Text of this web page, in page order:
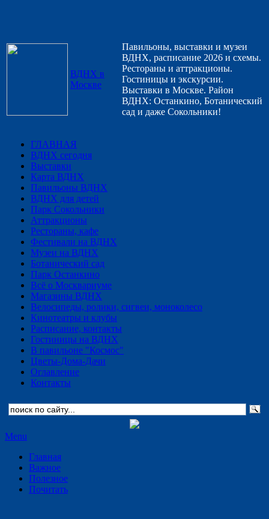
ВДНХ в
Москве
Павильоны, выставки и музеи
ВДНХ, расписание 2026 и схемы.
Рестораны и аттракционы.
Гостиницы и экскурсии.
Выставки в Москве. Район
ВДНХ: Останкино, Ботанический
сад и даже Сокольники!
ГЛАВНАЯ
ВДНХ сегодня
Выставки
Карта ВДНХ
Павильоны ВДНХ
ВДНХ для детей
Парк Сокольники
Аттракционы
Рестораны, кафе
Фестивали на ВДНХ
Музеи на ВДНХ
Ботанический сад
Парк Останкино
Всё о Москвариуме
Магазины ВДНХ
Велосипеды, ролики, сигвеи, моноколесо
Кинотеатры и клубы
Расписание, контакты
Гостиницы на ВДНХ
В павильоне "Космос"
Цветы-Дома-Дачи
Оглавление
Контакты
Menu
Главная
Важное
Полезное
Почитать